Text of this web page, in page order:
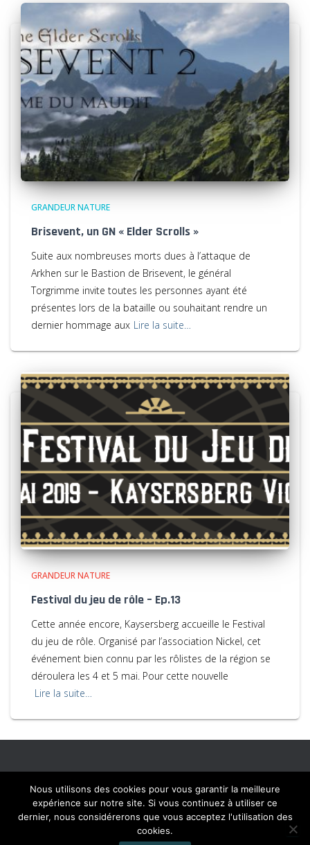
GRANDEUR NATURE
Brisevent, un GN « Elder Scrolls »
Suite aux nombreuses morts dues à l’attaque de
Arkhen sur le Bastion de Brisevent, le général
Torgrimme invite toutes les personnes ayant été
présentes lors de la bataille ou souhaitant rendre un
dernier hommage aux Lire la suite…
GRANDEUR NATURE
Festival du jeu de rôle – Ep.13
Cette année encore, Kaysersberg accueille le Festival
du jeu de rôle. Organisé par l’association Nickel, cet
événement bien connu par les rôlistes de la région se
déroulera les 4 et 5 mai. Pour cette nouvelle
Lire la suite…
CONTACT
Nous utilisons des cookies pour vous garantir la meilleure
expérience sur notre site. Si vous continuez à utiliser ce
dernier, nous considérerons que vous acceptez l'utilisation des
cookies.